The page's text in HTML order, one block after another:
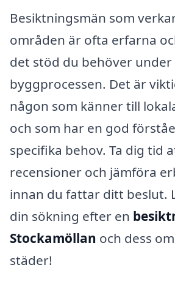
Besiktningsmän som
områden är ofta erfarna
det stöd du behöver under
byggprocessen. Det är
någon som känner till
och som har en god
specifika behov. Ta dig tid
recensioner och jämföra
innan du fattar ditt beslut.
din sökning efter en
Stockamöllan och dess
städer!